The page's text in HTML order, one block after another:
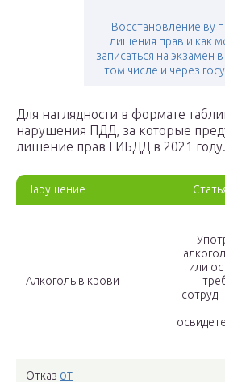
Восстановление ву
лишения прав и как
записаться на экзамен в
том числе и через
Для наглядности в формате
нарушения ПДД, за которые
лишение прав ГИБДД в 2021 году.
Нарушение
Алкоголь в крови
или
Отказ от